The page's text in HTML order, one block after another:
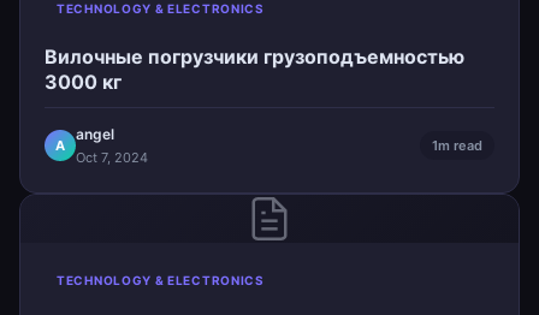
TECHNOLOGY & ELECTRONICS
Вилочные погрузчики грузоподъемностью
3000 кг
A
angel
Oct 7, 2024
1m read
TECHNOLOGY & ELECTRONICS